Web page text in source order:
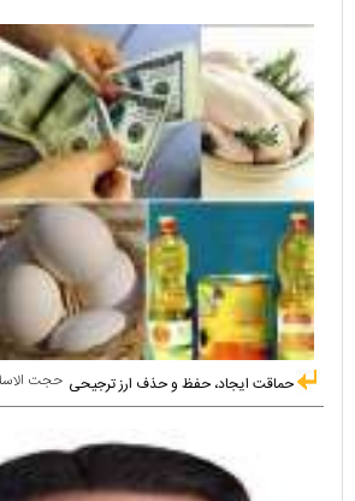
حجت حماقت ایجاد، حفظ و حذف ارز ترجیحی